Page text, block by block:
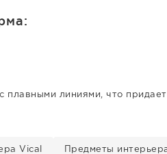
плавными линиями, что придает
Vical Предметы